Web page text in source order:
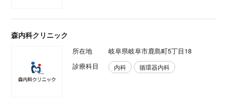
森内科クリニック
所在地
岐阜県岐阜市鹿島町5丁目18
診療科目
内科 循環器内科